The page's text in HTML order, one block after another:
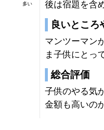
多い
後は宿題を含
良いところ
マンツーマン
ま子供にとっ
総合評価
子供のやる気
金額も高いの